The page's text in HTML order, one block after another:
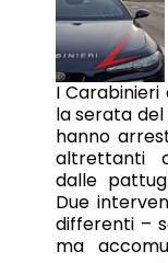
I
la serata
hanno
altrettanti
dalle
Due
differenti –
ma